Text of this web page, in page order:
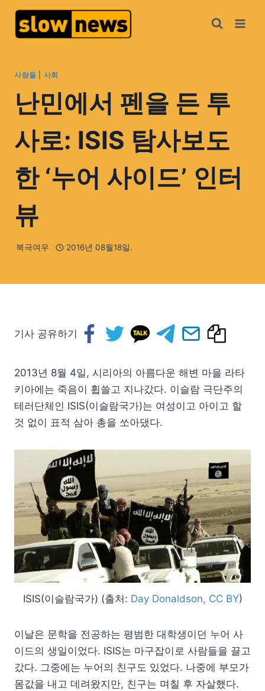
사람들 사회
난민에서 펜을 든 투
사로: ISIS 탐사보도
한 ‘누어 사이드’ 인터
뷰
북극여우 2016년 08월18일.
기사 공유하기
2013년 8월 4일, 시리아의 아름다운 해변 마을 라타
키아에는 죽음이 휩쓸고 지나갔다. 이슬람 극단주의
테러단체인 ISIS(이슬람국가)는 여성이고 아이고 할
것 없이 표적 삼아 총을 쏘아댔다.
ISIS(이슬람국가) (출처: Day Donaldson, CC BY)
이날은 문학을 전공하는 평범한 대학생이던 누어 사
이드의 생일이었다. ISIS는 마구잡이로 사람들을 끌고
갔다. 그중에는 누어의 친구도 있었다. 나중에 부모가
몸값을 내고 데려왔지만, 친구는 며칠 후 자살했다.